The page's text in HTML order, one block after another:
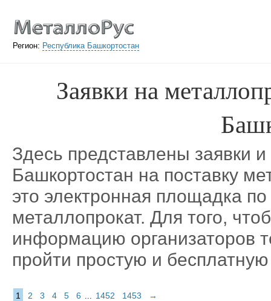
Регион: Республика Башкортостан
Заявки на
Здесь представлены заявки
Башкортостан на поставку
это электронная площадка
металлопрокат. Для того,
информацию организаторов
пройти простую и
1 2 3 4 5 6 1452 1453 →